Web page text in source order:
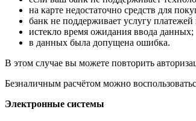
на карте недостаточно средств для
банк не поддерживает услугу платежей
истекло время ожидания ввода данных;
в данных была допущена ошибка.
В этом случае вы можете повторить
Безналичным расчётом можно
Электронные системы